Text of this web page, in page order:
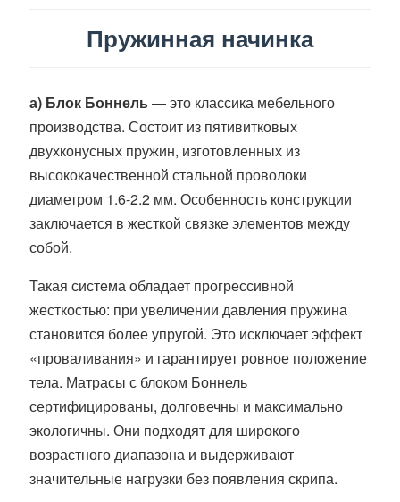
Пружинная начинка
а) Блок Боннель— это классика мебельного
производства. Состоит из пятивитковых
двухконусных пружин, изготовленных из
высококачественной стальной проволоки
диаметром 1.6-2.2 мм. Особенность конструкции
заключается в жесткой связке элементов между
собой.
Такая система обладает прогрессивной
жесткостью: при увеличении давления пружина
становится более упругой. Это исключает эффект
«проваливания» и гарантирует ровное положение
тела. Матрасы с блоком Боннель
сертифицированы, долговечны и максимально
экологичны. Они подходят для широкого
возрастного диапазона и выдерживают
значительные нагрузки без появления скрипа.